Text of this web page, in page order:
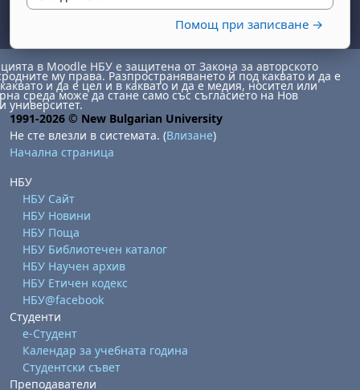
Помощ при записване →
6 август
август
8 август
неделя, 9 август
август
август
15 август
неделя, 16 август
август
август
22 август
неделя, 23 август
август
август
29 август
неделя, 30 август
в Moodle НБУ е защитена от Закона за авторското
му права. Разпространяването й под каквато и да е
и да е цел и в каквато и да е медия, носител или
среда може да стане само със съгласието на Нов
университет.
1991-2026 © New Bulgarian University
Не сте влезли в системата. (Влизане)
Начална страница
НБУ
НБУ Сайт
НБУ Новини
НБУ Поща
НБУ Библиотечен каталог
НБУ Научен архив
НБУ Етичен кодекс
НБУ@facebook
Студенти
е-Студент
Календар за учебната година
Студентски съвет
Преподаватели